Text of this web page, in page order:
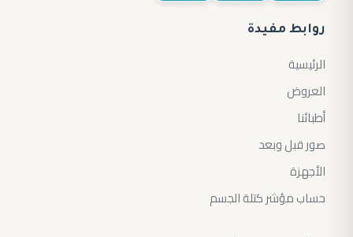
روابط مفيدة
الرئيسية
العروض
أطبائنا
صور قبل وبعد
الأجهزة
حساب مؤشر كتلة الجسم